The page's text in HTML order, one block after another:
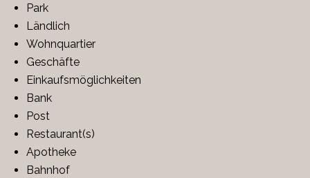
Park
Ländlich
Wohnquartier
Geschäfte
Einkaufsmöglichkeiten
Bank
Post
Restaurant(s)
Apotheke
Bahnhof